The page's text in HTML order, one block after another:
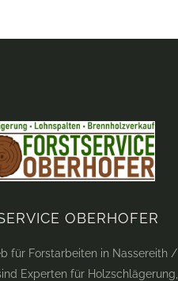
OBERHOFER
für Forstarbeiten in Nassereith /
Experten für Holzschlägerung,